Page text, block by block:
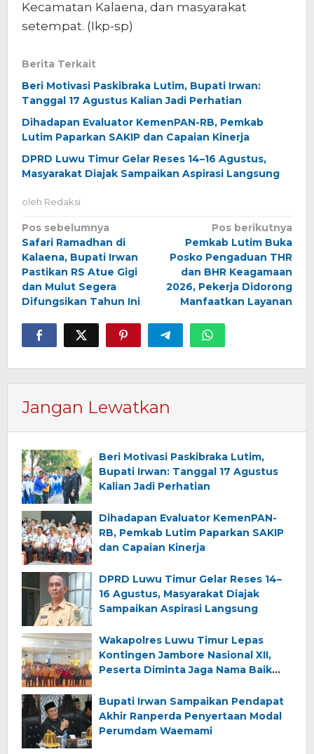
Kecamatan Kalaena, dan masyarakat
setempat. (Ikp-sp)
Berita Terkait
Beri Motivasi Paskibraka Lutim, Bupati Irwan:
Tanggal 17 Agustus Kalian Jadi Perhatian
Dihadapan Evaluator KemenPAN-RB, Pemkab
Lutim Paparkan SAKIP dan Capaian Kinerja
DPRD Luwu Timur Gelar Reses 14–16 Agustus,
Masyarakat Diajak Sampaikan Aspirasi Langsung
oleh Redaksi
Navigasi
pos
Pos sebelumnya
Safari Ramadhan di
Kalaena, Bupati Irwan
Pastikan RS Atue Gigi
dan Mulut Segera
Difungsikan Tahun Ini
Pos berikutnya
Pemkab Lutim Buka
Posko Pengaduan THR
dan BHR Keagamaan
2026, Pekerja Didorong
Manfaatkan Layanan
Jangan Lewatkan
Beri Motivasi Paskibraka Lutim,
Bupati Irwan: Tanggal 17 Agustus
Kalian Jadi Perhatian
Dihadapan Evaluator KemenPAN-
RB, Pemkab Lutim Paparkan SAKIP
dan Capaian Kinerja
DPRD Luwu Timur Gelar Reses 14–
16 Agustus, Masyarakat Diajak
Sampaikan Aspirasi Langsung
Wakapolres Luwu Timur Lepas
Kontingen Jambore Nasional XII,
Peserta Diminta Jaga Nama Baik
Bupati Irwan Sampaikan Pendapat
Akhir Ranperda Penyertaan Modal
Perumdam Waemami